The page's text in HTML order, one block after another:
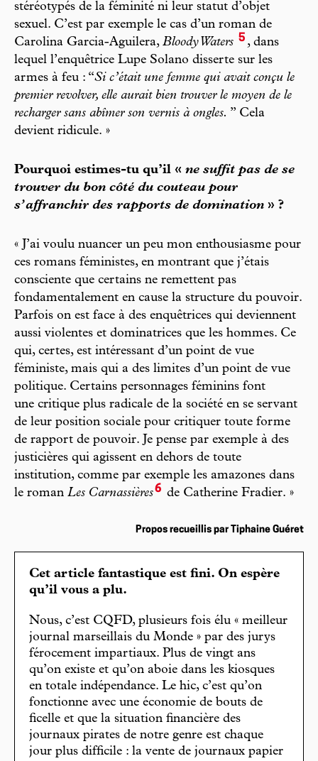
stéréotypés de la féminité ni leur statut d’objet
sexuel. C’est par exemple le cas d’un roman de
Carolina Garcia-Aguilera, Bloody Waters 5 , dans
lequel l’enquêtrice Lupe Solano disserte sur les
armes à feu : “Si c’était une femme qui avait conçu le
premier revolver, elle aurait bien trouver le moyen de le
recharger sans abîmer son vernis à ongles. ” Cela
devient ridicule. »
Pourquoi estimes-tu qu’il « ne suffit pas de se
trouver du bon côté du couteau pour
s’affranchir des rapports de domination » ?
« J’ai voulu nuancer un peu mon enthousiasme pour
ces romans féministes, en montrant que j’étais
consciente que certains ne remettent pas
fondamentalement en cause la structure du pouvoir.
Parfois on est face à des enquêtrices qui deviennent
aussi violentes et dominatrices que les hommes. Ce
qui, certes, est intéressant d’un point de vue
féministe, mais qui a des limites d’un point de vue
politique. Certains personnages féminins font
une critique plus radicale de la société en se servant
de leur position sociale pour critiquer toute forme
de rapport de pouvoir. Je pense par exemple à des
justicières qui agissent en dehors de toute
institution, comme par exemple les amazones dans
le roman Les Carnassières6 de Catherine Fradier. »
Propos recueillis par Tiphaine Guéret
Cet article fantastique est fini. On espère
qu’il vous a plu.
Nous, c’est CQFD, plusieurs fois élu « meilleur
journal marseillais du Monde » par des jurys
férocement impartiaux. Plus de vingt ans
qu’on existe et qu’on aboie dans les kiosques
en totale indépendance. Le hic, c’est qu’on
fonctionne avec une économie de bouts de
ficelle et que la situation financière des
journaux pirates de notre genre est chaque
jour plus difficile : la vente de journaux papier